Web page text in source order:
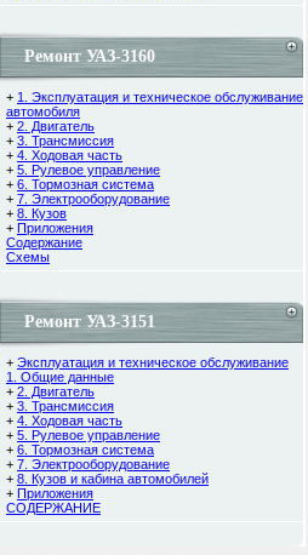
Ремонт УАЗ-3160
+ 1. Эксплуатация и техническое обслуживание
автомобиля
+ 2. Двигатель
+ 3. Трансмиссия
+ 4. Ходовая часть
+ 5. Рулевое управление
+ 6. Тормозная система
+ 7. Электрооборудование
+ 8. Кузов
+ Приложения
Содержание
Cхемы
Ремонт УАЗ-3151
+ Эксплуатация и техническое обслуживание
1. Общие данные
+ 2. Двигатель
+ 3. Трансмиссия
+ 4. Ходовая часть
+ 5. Рулевое управление
+ 6. Тормозная система
+ 7. Электрооборудование
+ 8. Кузов и кабина автомобилей
+ Приложения
СОДЕРЖАНИЕ